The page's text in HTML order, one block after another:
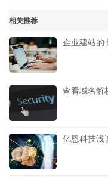
相关推荐
企业建站的
查看域名解
亿恩科技浅